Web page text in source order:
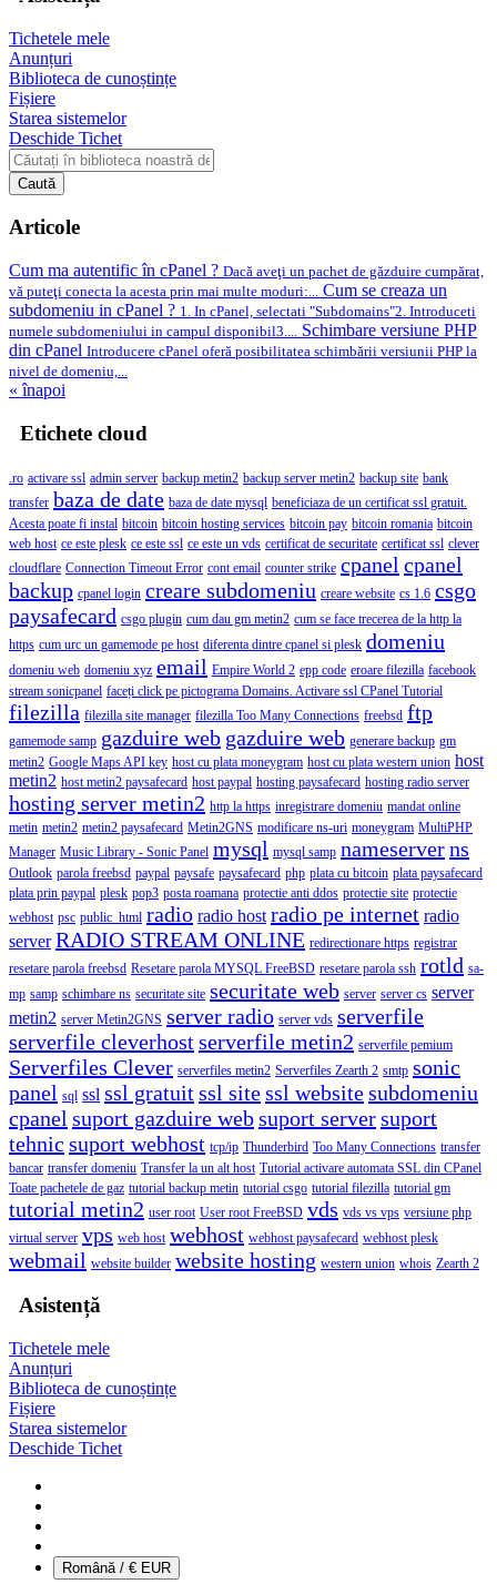
Tichetele mele
Anunțuri
Biblioteca de cunoștințe
Fișiere
Starea sistemelor
Deschide Tichet
Caută
Articole
Cum ma autentific în cPanel ? Dacă aveţi un pachet de găzduire cumpărat,
vă puteţi conecta la acesta prin mai multe moduri:... Cum se creaza un
subdomeniu in cPanel ? 1. In cPanel, selectati "Subdomains"2. Introduceti
numele subdomeniului in campul disponibil3.... Schimbare versiune PHP
din cPanel Introducere cPanel oferă posibilitatea schimbării versiunii PHP la
nivel de domeniu,...
« înapoi
Etichete cloud
.ro activare ssl admin server backup metin2 backup server metin2 backup site bank
transfer baza de date baza de date mysql beneficiaza de un certificat ssl gratuit.
Acesta poate fi instal bitcoin bitcoin hosting services bitcoin pay bitcoin romania bitcoin
web host ce este plesk ce este ssl ce este un vds certificat de securitate certificat ssl clever
cloudflare Connection Timeout Error cont email counter strike cpanel cpanel
backup cpanel login creare subdomeniu creare website cs 1.6 csgo
paysafecard csgo plugin cum dau gm metin2 cum se face trecerea de la http la
https cum urc un gamemode pe host diferenta dintre cpanel si plesk domeniu
domeniu web domeniu xyz email Empire World 2 epp code eroare filezilla facebook
stream sonicpanel faceți click pe pictograma Domains. Activare ssl CPanel Tutorial
filezilla filezilla site manager filezilla Too Many Connections freebsd ftp
gamemode samp gazduire web gazduire web generare backup gm
metin2 Google Maps API key host cu plata moneygram host cu plata western union host
metin2 host metin2 paysafecard host paypal hosting paysafecard hosting radio server
hosting server metin2 http la https inregistrare domeniu mandat online
metin metin2 metin2 paysafecard Metin2GNS modificare ns-uri moneygram MultiPHP
Manager Music Library - Sonic Panel mysql mysql samp nameserverns
Outlook parola freebsd paypal paysafe paysafecard php plata cu bitcoin plata paysafecard
plata prin paypal plesk pop3 posta roamana protectie anti ddos protectie site protectie
webhost psc public_html radio radio host radio pe internet radio
server RADIO STREAM ONLINE redirectionare https registrar
resetare parola freebsd Resetare parola MYSQL FreeBSD resetare parola ssh rotld sa-
mp samp schimbare ns securitate site securitate web server server cs server
metin2 server Metin2GNS server radio server vds serverfile
serverfile cleverhostserverfile metin2 serverfile pemium
Serverfiles Clever serverfiles metin2 Serverfiles Zearth 2 smtp sonic
panel sql ssl ssl gratuitssl sitessl websitesubdomeniu
cpanel suport gazduire websuport serversuport
tehnic suport webhost tcp/ip Thunderbird Too Many Connections transfer
bancar transfer domeniu Transfer la un alt host Tutorial activare automata SSL din CPanel
Toate pachetele de gaz tutorial backup metin tutorial csgo tutorial filezilla tutorial gm
tutorial metin2 user root User root FreeBSD vds vds vs vps versiune php
virtual server vps web host webhost webhost paysafecard webhost plesk
webmail website builder website hosting western union whois Zearth 2
Asistență
Tichetele mele
Anunțuri
Biblioteca de cunoștințe
Fișiere
Starea sistemelor
Deschide Tichet
Română / € EUR